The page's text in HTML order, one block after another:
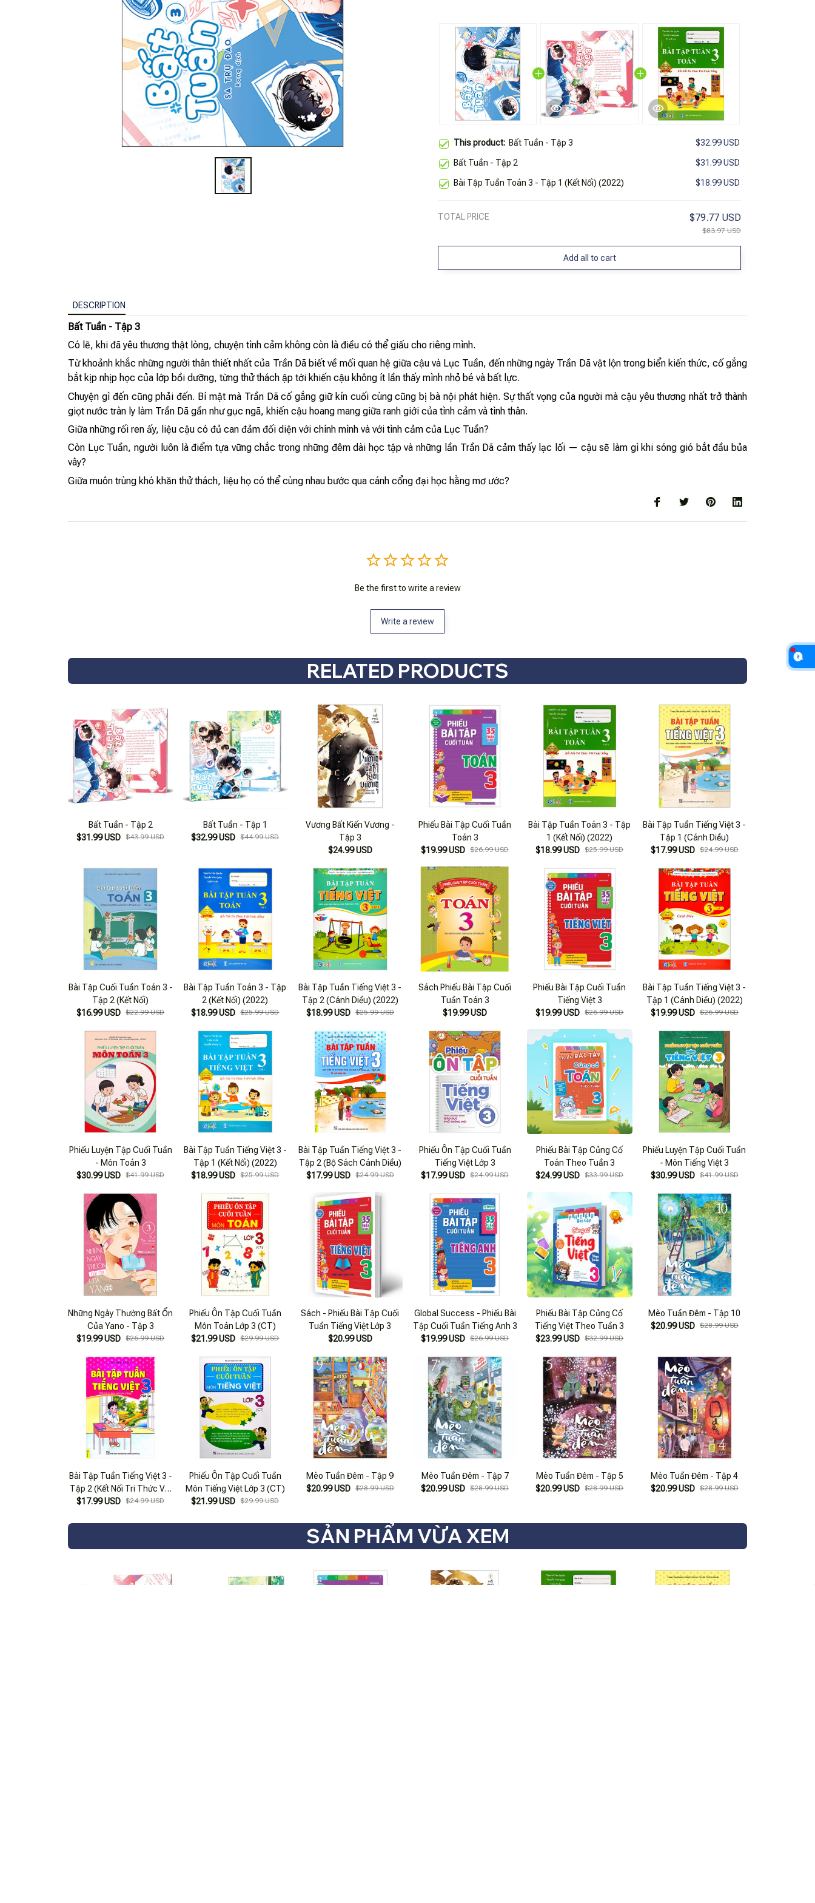
This product: Bất Tuần - Tập 3 $32.99 USD
Bất Tuần - Tập 2 $31.99 USD
Bài Tập Tuần Toán 3 - Tập 1 (Kết Nối) (2022) $18.99 USD
TOTAL PRICE $79.77 USD
$83.97 USD
Add all to cart
DESCRIPTION
Bất Tuần - Tập 3
Có lẽ, khi đã yêu thương thật lòng, chuyện tình cảm không còn là điều có thể giấu cho riêng mình.
Từ khoảnh khắc những người thân thiết nhất của Trần Dã biết về mối quan hệ giữa cậu và Lục Tuần, đến những ngày Trần Dã vật lộn trong biển kiến thức, cố gắng
bắt kịp nhịp học của lớp bồi dưỡng, từng thử thách ập tới khiến cậu không ít lần thấy mình nhỏ bé và bất lực.
Chuyện gì đến cũng phải đến. Bí mật mà Trần Dã cố gắng giữ kín cuối cùng cũng bị bà nội phát hiện. Sự thất vọng của người mà cậu yêu thương nhất trở thành
giọt nước tràn ly làm Trần Dã gần như gục ngã, khiến cậu hoang mang giữa ranh giới của tình cảm và tình thân.
Giữa những rối ren ấy, liệu cậu có đủ can đảm đối diện với chính mình và với tình cảm của Lục Tuần?
Còn Lục Tuần, người luôn là điểm tựa vững chắc trong những đêm dài học tập và những lần Trần Dã cảm thấy lạc lối — cậu sẽ làm gì khi sóng gió bắt đầu bủa
vây?
Giữa muôn trùng khó khăn thử thách, liệu họ có thể cùng nhau bước qua cánh cổng đại học hằng mơ ước?
Be the first to write a review
Write a review
RELATED PRODUCTS
Bất Tuần - Tập 2
$31.99 USD $43.99 USD
Bất Tuần - Tập 1
$32.99 USD
$44.99 USD
Vương Bất Kiến Vương -
Tập 3
$24.99 USD
Phiếu Bài Tập Cuối Tuần
Toán 3
$19.99 USD $26.99 USD
Bài Tập Tuần Toán 3 - Tập
1 (Kết Nối) (2022)
$18.99 USD
$25.99 USD
Bài Tập Tuần Tiếng Việt 3 -
Tập 1 (Cánh Diều)
$17.99 USD $24.99 USD
Bài Tập Cuối Tuần Toán 3 -
Tập 2 (Kết Nối)
$16.99 USD $22.99 USD
Bài Tập Tuần Toán 3 - Tập
2 (Kết Nối) (2022)
$18.99 USD
$25.99 USD
Bài Tập Tuần Tiếng Việt 3 -
Tập 2 (Cánh Diều) (2022)
$18.99 USD $25.99 USD
Sách Phiếu Bài Tập Cuối
Tuần Toán 3
$19.99 USD
Phiếu Bài Tập Cuối Tuần
Tiếng Việt 3
$19.99 USD
$26.99 USD
Bài Tập Tuần Tiếng Việt 3 -
Tập 1 (Cánh Diều) (2022)
$19.99 USD $26.99 USD
Phiếu Luyện Tập Cuối Tuần
- Môn Toán 3
$30.99 USD $41.99 USD
Bài Tập Tuần Tiếng Việt 3 -
Tập 1 (Kết Nối) (2022)
$18.99 USD
$25.99 USD
Bài Tập Tuần Tiếng Việt 3 -
Tập 2 (Bộ Sách Cánh Diều)
$17.99 USD $24.99 USD
Phiếu Ôn Tập Cuối Tuần
Tiếng Việt Lớp 3
$17.99 USD $24.99 USD
Phiếu Bài Tập Củng Cố
Toán Theo Tuần 3
$24.99 USD
$33.99 USD
Phiếu Luyện Tập Cuối Tuần
- Môn Tiếng Việt 3
$30.99 USD $41.99 USD
Những Ngày Thường Bất Ổn
Của Yano - Tập 3
$19.99 USD $26.99 USD
Phiếu Ôn Tập Cuối Tuần
Môn Toán Lớp 3 (CT)
$21.99 USD
$29.99 USD
Sách - Phiếu Bài Tập Cuối
Tuần Tiếng Việt Lớp 3
$20.99 USD
Global Success - Phiếu Bài
Tập Cuối Tuần Tiếng Anh 3
$19.99 USD $26.99 USD
Phiếu Bài Tập Củng Cố
Tiếng Việt Theo Tuần 3
$23.99 USD
$32.99 USD
Mèo Tuần Đêm - Tập 10
$20.99 USD $28.99 USD
Bài Tập Tuần Tiếng Việt 3 -
Tập 2 (Kết Nối Tri Thức Với
Cuộc Sống)
$17.99 USD $24.99 USD
Phiếu Ôn Tập Cuối Tuần
Môn Tiếng Việt Lớp 3 (CT)
$21.99 USD
$29.99 USD
Mèo Tuần Đêm - Tập 9
$20.99 USD $28.99 USD
Mèo Tuần Đêm - Tập 7
$20.99 USD $28.99 USD
Mèo Tuần Đêm - Tập 5
$20.99 USD
$28.99 USD
Mèo Tuần Đêm - Tập 4
$20.99 USD $28.99 USD
SẢN PHẨM VỪA XEM